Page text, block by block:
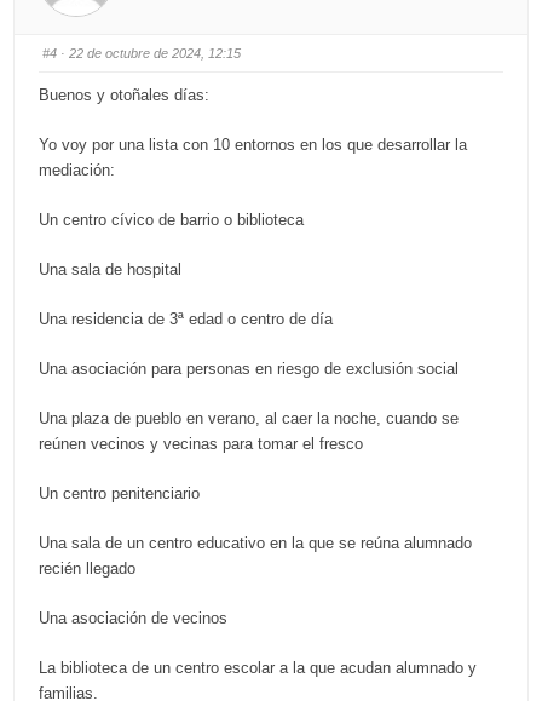
w
#4 · 22 de octubre de 2024, 12:15
Buenos y otoñales días:
Yo voy por una lista con 10 entornos en los que desarrollar la
mediación:
Un centro cívico de barrio o biblioteca
Una sala de hospital
Una residencia de 3ª edad o centro de día
Una asociación para personas en riesgo de exclusión social
Una plaza de pueblo en verano, al caer la noche, cuando se
reúnen vecinos y vecinas para tomar el fresco
Un centro penitenciario
Una sala de un centro educativo en la que se reúna alumnado
recién llegado
Una asociación de vecinos
La biblioteca de un centro escolar a la que acudan alumnado y
familias.